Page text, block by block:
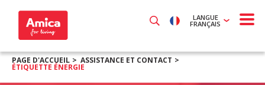
LANGUE
FRANÇAIS
PAGE D'ACCUEIL ASSISTANCE ET CONTACT
ÉTIQUETTE ÉNERGIE